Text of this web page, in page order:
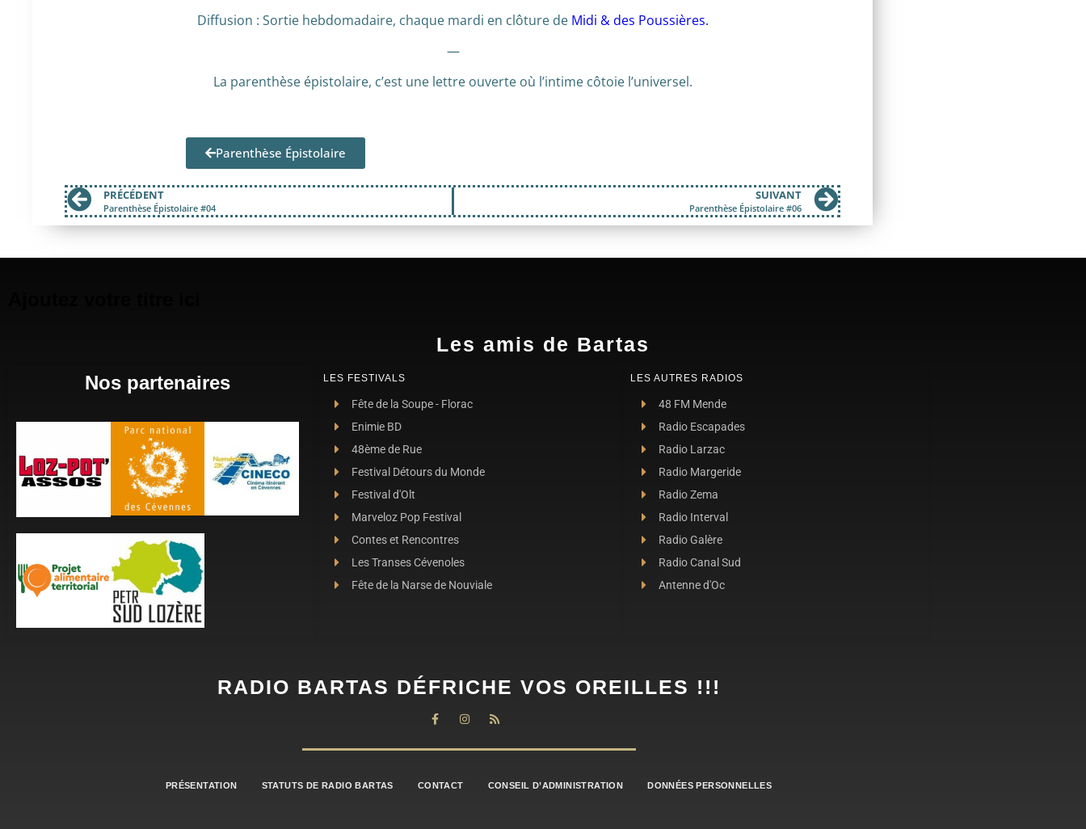
Diffusion : Sortie hebdomadaire, chaque mardi en clôture de Midi & des Poussières.
—
La parenthèse épistolaire, c’est une lettre ouverte où l’intime côtoie l’universel.
Parenthèse Épistolaire
PRÉCÉDENT
Parenthèse Épistolaire #04
SUIVANT
Parenthèse Épistolaire #06
Les amis de Bartas
Nos partenaires LES FESTIVALS
Fête de la Soupe - Florac
Enimie BD
48ème de Rue
Festival Détours du Monde
Festival d'Olt
Marveloz Pop Festival
Contes et Rencontres
Les Transes Cévenoles
Fête de la Narse de Nouviale
LES AUTRES RADIOS
48 FM Mende
Radio Escapades
Radio Larzac
Radio Margeride
Radio Zema
Radio Interval
Radio Galère
Radio Canal Sud
Antenne d'Oc
RADIO BARTAS DÉFRICHE VOS OREILLES !!!
PRÉSENTATION STATUTS DE RADIO BARTAS CONTACT CONSEIL D’ADMINISTRATION DONNÉES PERSONNELLES